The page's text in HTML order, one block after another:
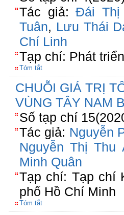
Tác giả:Đái Thị
Tuân, Lưu Thái
Chí Linh
Tạp chí: Phát
Tóm tắt
CHUỖI GIÁ TRỊ
VÙNG TÂY NAM
Số tạp chí
Tác giả: Nguyễn
Nguyễn Thị Thu
Minh Quân
Tạp chí: Tạp chí
phố Hồ Chí Minh
Tóm tắt